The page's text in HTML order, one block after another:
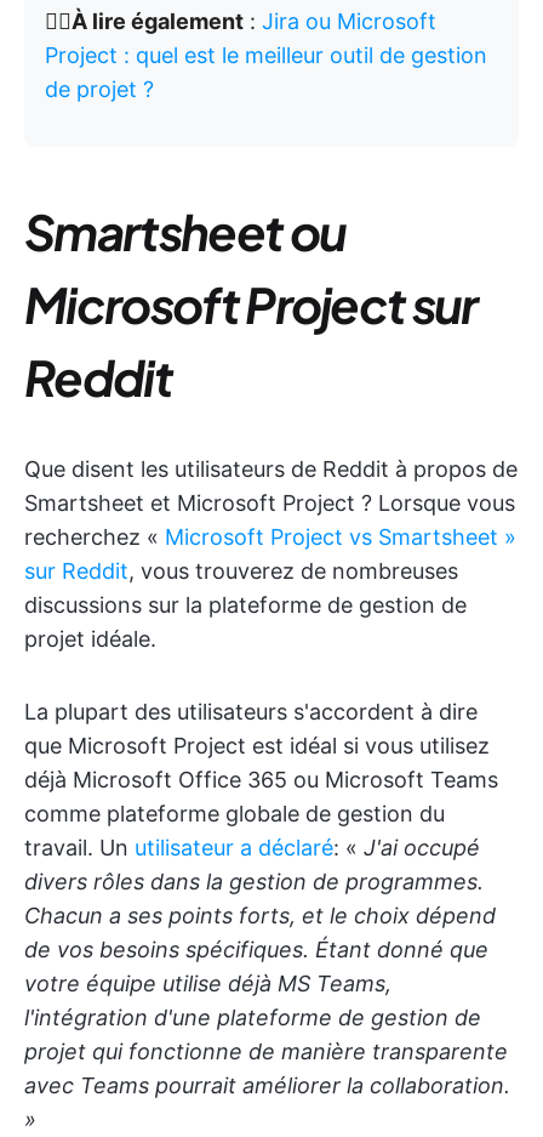
👉🏽À lire également : Jira ou Microsoft
Project : quel est le meilleur outil de gestion
de projet ?
Smartsheet ou
Microsoft Project sur
Reddit
Que disent les utilisateurs de Reddit à propos de
Smartsheet et Microsoft Project ? Lorsque vous
recherchez « Microsoft Project vs Smartsheet »
sur Reddit, vous trouverez de nombreuses
discussions sur la plateforme de gestion de
projet idéale.
La plupart des utilisateurs s'accordent à dire
que Microsoft Project est idéal si vous utilisez
déjà Microsoft Office 365 ou Microsoft Teams
comme plateforme globale de gestion du
travail. Un utilisateur a déclaré: « J'ai occupé
divers rôles dans la gestion de programmes.
Chacun a ses points forts, et le choix dépend
de vos besoins spécifiques. Étant donné que
votre équipe utilise déjà MS Teams,
l'intégration d'une plateforme de gestion de
projet qui fonctionne de manière transparente
avec Teams pourrait améliorer la collaboration.
»